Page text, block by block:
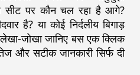
सीट पर कौन चल रहा है आगे?
है? या कोई निर्दलीय बिगाड़
जोखा जानिए बस एक क्लिक
और सटीक जानकारी सिर्फ दी